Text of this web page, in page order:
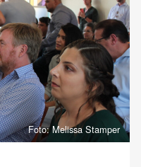
Foto: Melissa Stamper